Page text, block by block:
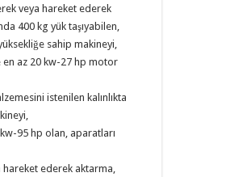
veya hareket ederek
400 kg yük taşıyabilen,
sahip makineyi,
en az 20 kw-27 hp motor
istenilen kalınlıkta
95 hp olan, aparatları
ederek aktarma,